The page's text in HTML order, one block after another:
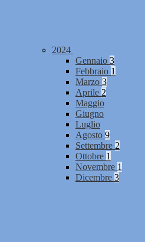
2024
Gennaio 3
Febbraio 1
Marzo 3
Aprile 2
Maggio
Giugno
Luglio
Agosto 9
Settembre 2
Ottobre 1
Novembre 1
Dicembre 3